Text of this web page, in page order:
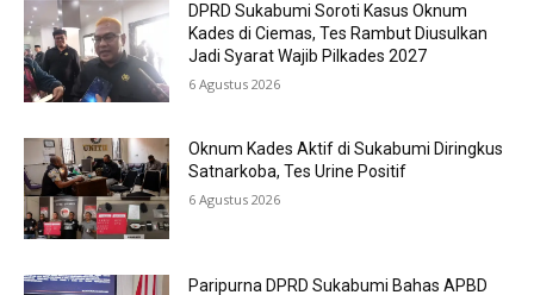
DPRD Sukabumi Soroti Kasus Oknum
Kades di Ciemas, Tes Rambut Diusulkan
Jadi Syarat Wajib Pilkades 2027
6 Agustus 2026
Oknum Kades Aktif di Sukabumi Diringkus
Satnarkoba, Tes Urine Positif
6 Agustus 2026
Paripurna DPRD Sukabumi Bahas APBD